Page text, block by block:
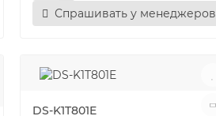
Спрашивать у менеджеров
DS-K1T801E